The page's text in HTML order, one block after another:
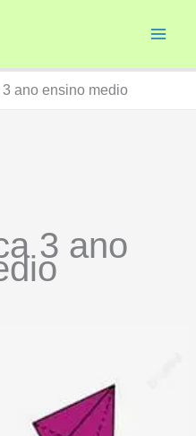
ano ensino medio
3 ano